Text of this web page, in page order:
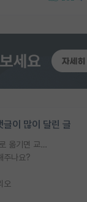
이 많이 달린 글
SSH 박사과정을 그만두고 지방대 박사로 옮기면 교수의 꿈은 끝일까요?
주나요?
오